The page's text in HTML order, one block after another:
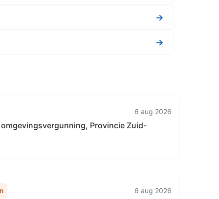
→
→
6 aug 2026
Provincie Zuid-
6 aug 2026